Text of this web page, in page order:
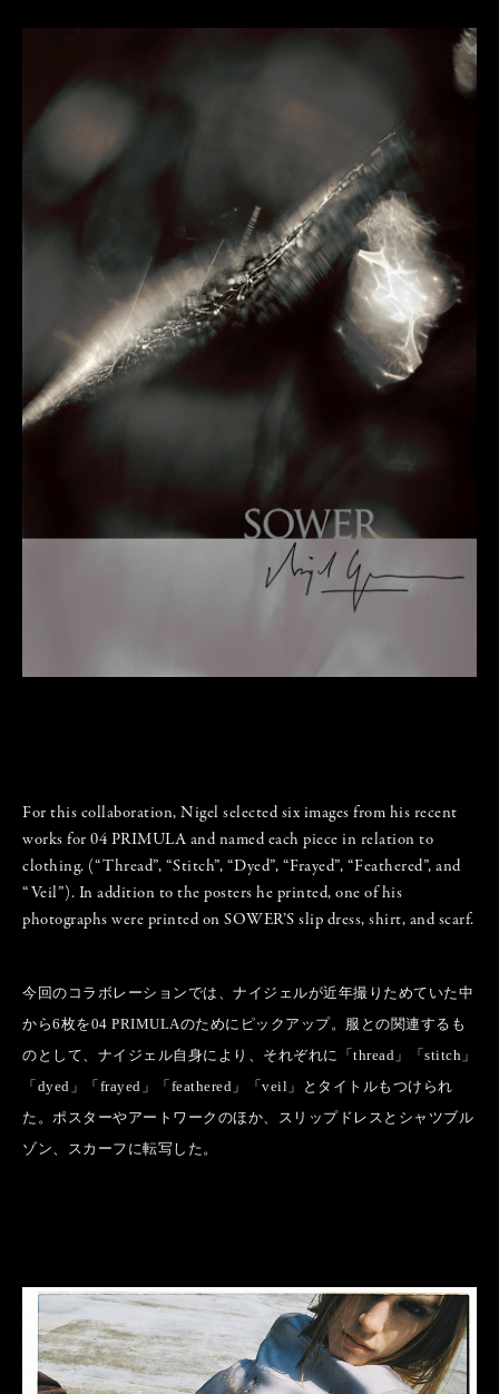
For this collaboration, Nigel selected six images from his recent
works for 04 PRIMULA and named each piece in relation to
clothing. (“Thread”, “Stitch”, “Dyed”, “Frayed”, “Feathered”, and
“Veil”). In addition to the posters he printed, one of his
photographs were printed on SOWER’S slip dress, shirt, and scarf.
今回のコラボレーションでは、ナイジェルが近年撮りためていた中
から6枚を04 PRIMULAのためにピックアップ。服との関連するも
のとして、ナイジェル自身により、それぞれに「thread」「stitch」
「dyed」「frayed」「feathered」「veil」とタイトルもつけられ
た。ポスターやアートワークのほか、スリップドレスとシャツブル
ゾン、スカーフに転写した。